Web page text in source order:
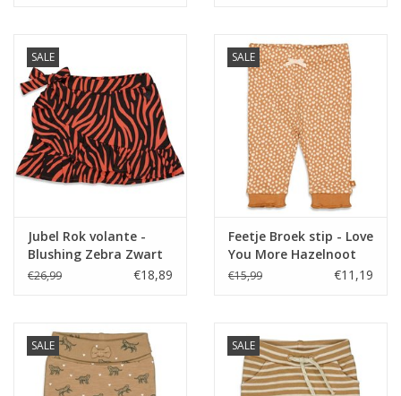
SALE
Jubel Rok volante -
Blushing Zebra Zwart
€26,99 €18,89
SALE
Feetje Broek stip - Love
You More Hazelnoot
€15,99 €11,19
SALE SALE